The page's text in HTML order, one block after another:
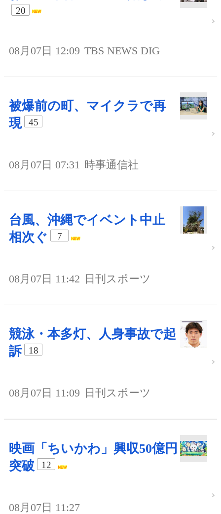
20
08月07日 12:09 TBS NEWS DIG
被爆前の町、マイクラで再
現
45
08月07日 07:31 時事通信社
台風、沖縄でイベント中止
相次ぐ
7
08月07日 11:42 日刊スポーツ
競泳・本多灯、人身事故で起
訴
18
08月07日 11:09 日刊スポーツ
映画「ちいかわ」興収50億円
突破
12
08月07日 11:27